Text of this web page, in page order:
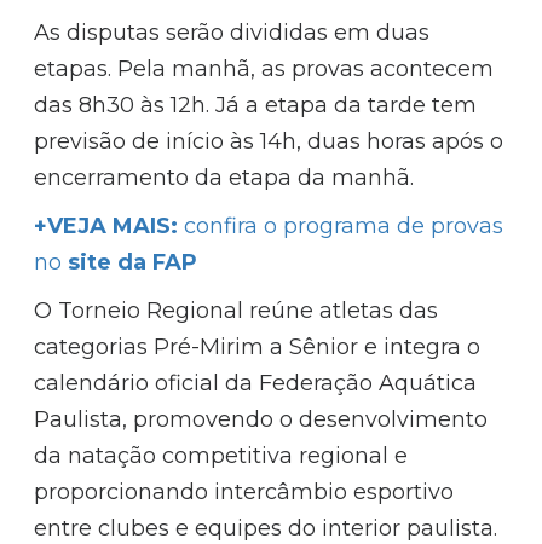
As disputas serão divididas em duas
etapas. Pela manhã, as provas acontecem
das 8h30 às 12h. Já a etapa da tarde tem
previsão de início às 14h, duas horas após o
encerramento da etapa da manhã.
+VEJA MAIS: confira o programa de provas
no site da FAP
O Torneio Regional reúne atletas das
categorias Pré-Mirim a Sênior e integra o
calendário oficial da Federação Aquática
Paulista, promovendo o desenvolvimento
da natação competitiva regional e
proporcionando intercâmbio esportivo
entre clubes e equipes do interior paulista.